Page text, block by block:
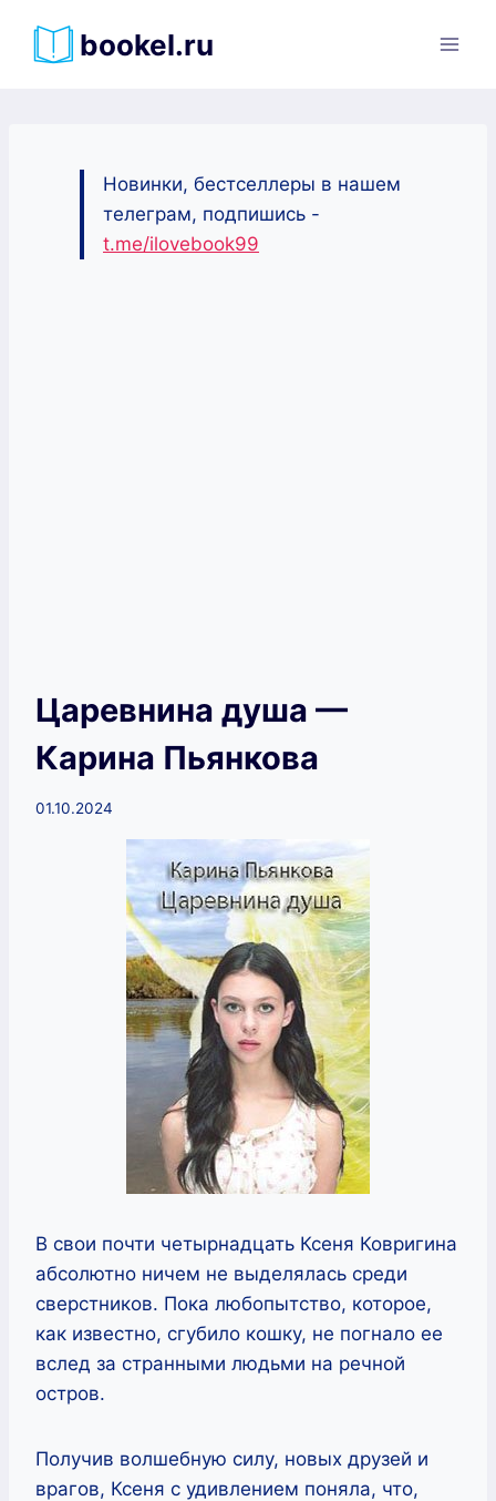
bookel.ru
Новинки, бестселлеры в нашем
телеграм, подпишись -
t.me/ilovebook99
Царевнина душа —
Карина Пьянкова
01.10.2024
В свои почти четырнадцать Ксеня Ковригина
абсолютно ничем не выделялась среди
сверстников. Пока любопытство, которое,
как известно, сгубило кошку, не погнало ее
вслед за странными людьми на речной
остров.
Получив волшебную силу, новых друзей и
врагов, Ксеня с удивлением поняла, что,